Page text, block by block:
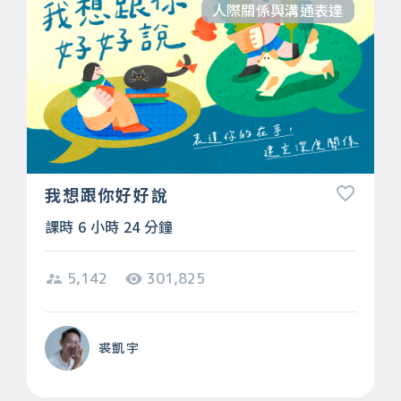
人際關係與溝通表達
我想跟你好好說
課時 6 小時 24 分鐘
5,142 301,825
裘凱宇